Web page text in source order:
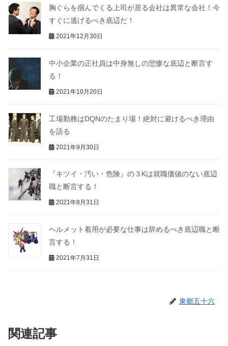
胸ぐらを掴んでくる上司が居る会社は異常な会社！今
すぐに逃げるべき底辺だ！
2021年12月30日
中小企業の正社員は中身無しの悲惨な底辺と断言す
る！
2021年10月20日
工場勤務はDQNのたまり場！絶対に避けるべき理由
を語る
2021年9月30日
『キツイ・汚い・危険』の３Kは就職価値のない底辺
職と断言する！
2021年8月31日
ヘルメット着用が必要な仕事は辞めるべき底辺職と断
言する！
2021年7月31日
東郷五十六
関連記事